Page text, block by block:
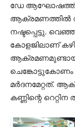
ഡേ
ആക്രമണത്തില്‍
നഷ്ടപ്പെട്ടു.
കോളജിലാണ്
മര്‍ദനമേറ്റത്.
കണ്ണിന്റെ